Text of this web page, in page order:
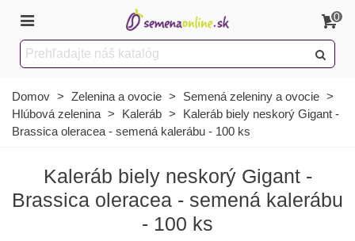
0
Domov > Zelenina a ovocie > Semená zeleniny a ovocie >
Hlúbová zelenina > Kaleráb >
Kaleráb biely neskorý Gigant -
Brassica oleracea - semená kalerábu - 100 ks
Kaleráb biely neskorý Gigant -
Brassica oleracea - semená kalerábu
- 100 ks